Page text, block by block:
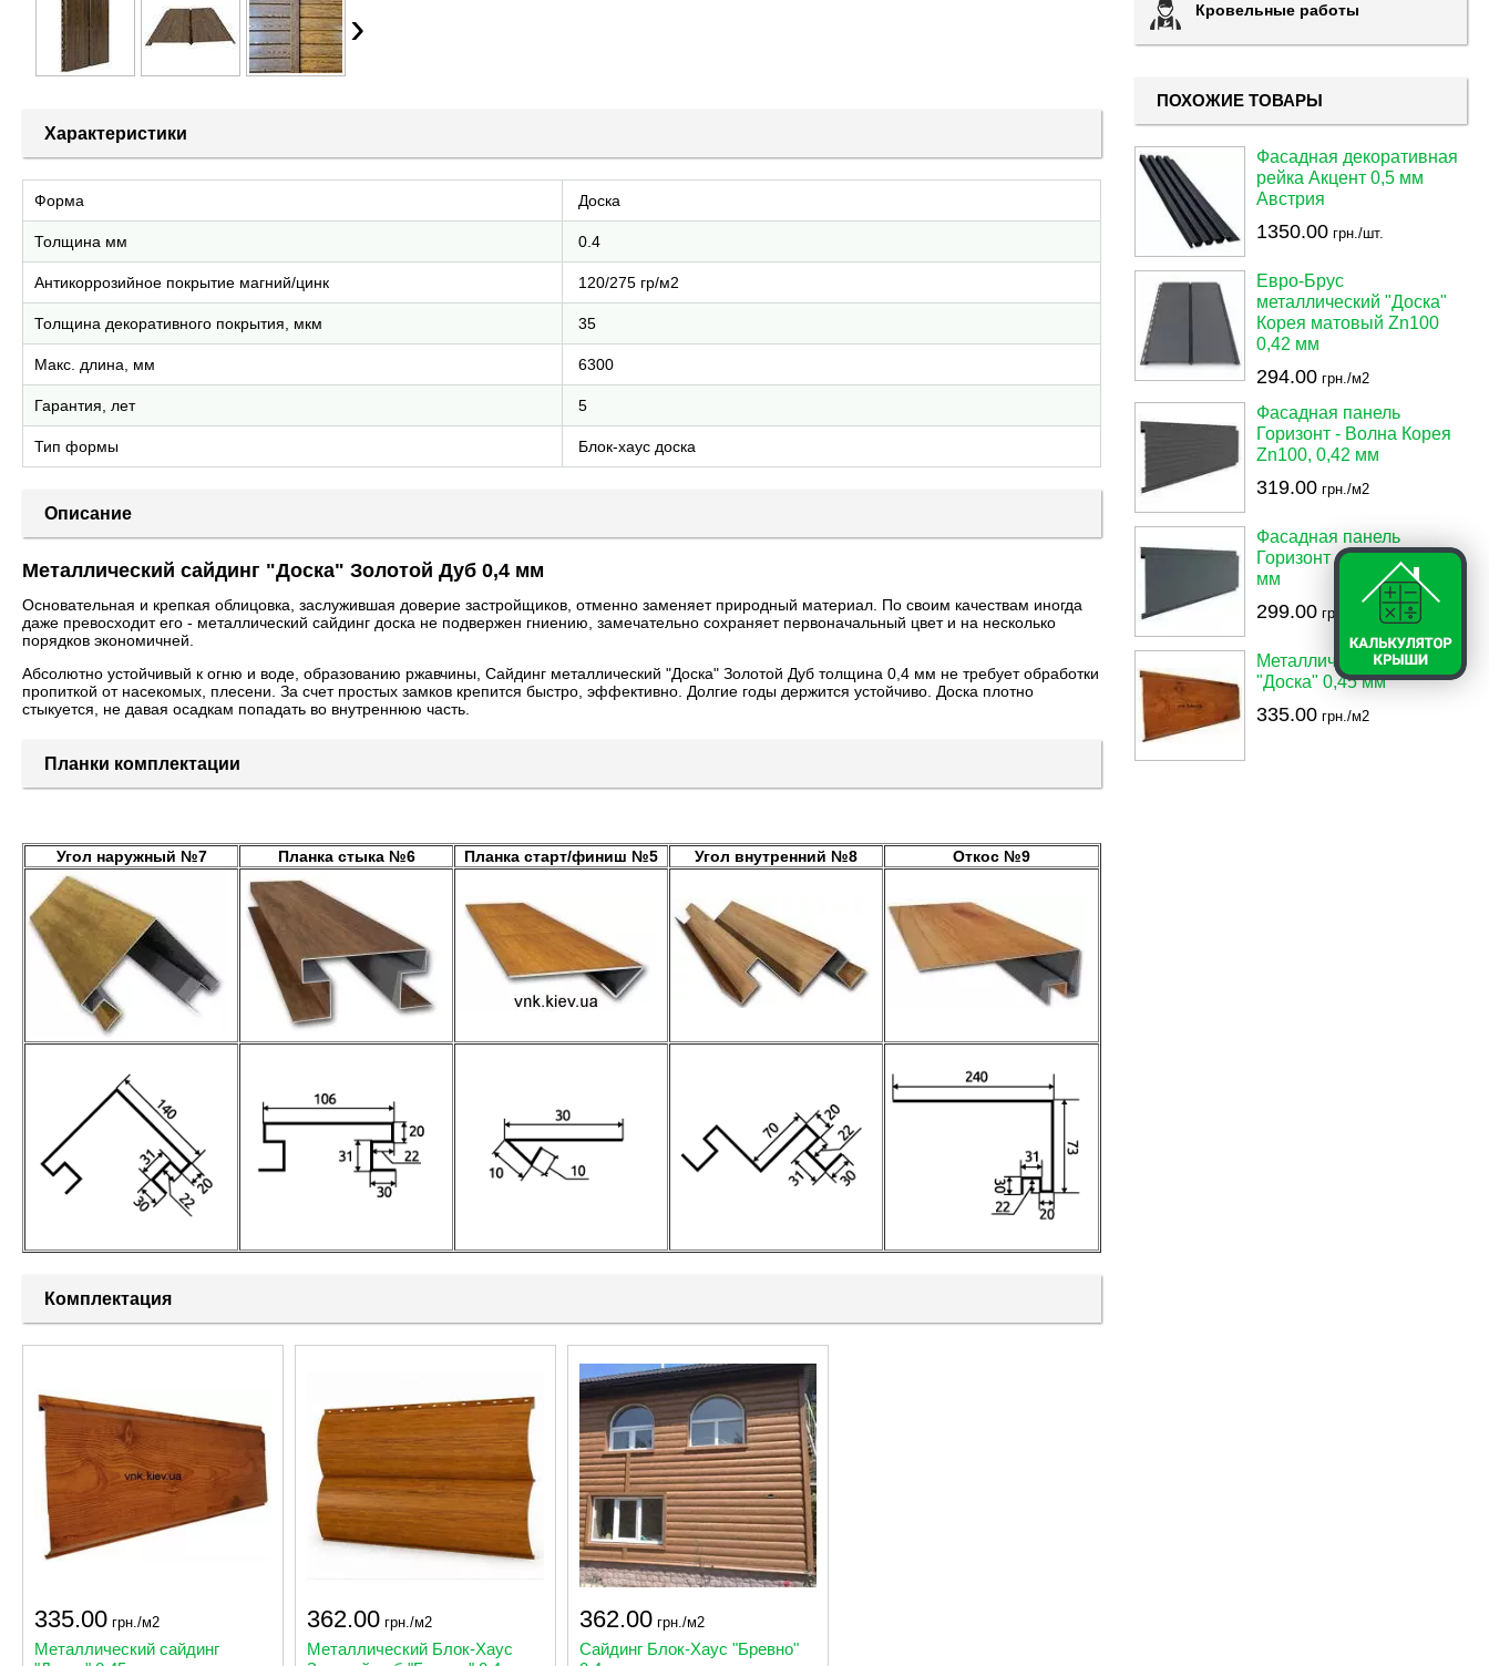
›
Характеристики
Форма Доска
Толщина мм 0.4
Антикоррозийное покрытие магний/цинк 120/275 гр/м2
Толщина декоративного покрытия, мкм 35
Макс. длина, мм 6300
Гарантия, лет 5
Тип формы Блок-хаус доска
Описание
Металлический сайдинг "Доска" Золотой Дуб 0,4 мм
Основательная и крепкая облицовка, заслужившая доверие застройщиков, отменно заменяет природный материал. По своим качествам иногда
даже превосходит его - металлический сайдинг доска не подвержен гниению, замечательно сохраняет первоначальный цвет и на несколько
порядков экономичней.
Абсолютно устойчивый к огню и воде, образованию ржавчины, Сайдинг металлический "Доска" Золотой Дуб толщина 0,4 мм не требует обработки
пропиткой от насекомых, плесени. За счет простых замков крепится быстро, эффективно. Долгие годы держится устойчиво. Доска плотно
стыкуется, не давая осадкам попадать во внутреннюю часть.
Планки комплектации
Угол наружный №7 Планка стыка №6 Планка старт/финиш №5 Угол внутренний №8 Откос №9
Комплектация
335.00 грн./м2
Металлический сайдинг
362.00 грн./м2
Металлический Блок-Хаус
362.00 грн./м2
Сайдинг Блок-Хаус "Бревно"
Кровельные работы
ПОХОЖИЕ ТОВАРЫ
Фасадная декоративная
рейка Акцент 0,5 мм
Австрия
1350.00 грн./шт.
Евро-Брус
металлический "Доска"
Корея матовый Zn100
0,42 мм
294.00 грн./м2
Фасадная панель
Горизонт - Волна Корея
Zn100, 0,42 мм
319.00 грн./м2
Фасадная панель
Горизонт - Украина 0,42
мм
299.00 грн./м2
Металлический сайдинг
"Доска" 0,45 мм
335.00 грн./м2